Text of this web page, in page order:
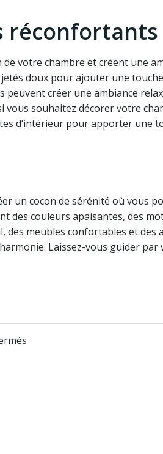
réconfortants
votre chambre et créent une
doux pour ajouter une
peuvent créer une ambiance
vous souhaitez décorer votre
d’intérieur pour apporter une
un cocon de sérénité où vous
des couleurs apaisantes, des
meubles confortables et des
Laissez-vous guider par